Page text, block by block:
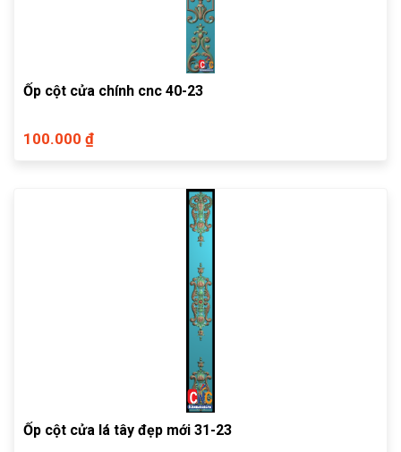
Ốp cột cửa chính cnc 40-23
100.000 ₫
Ốp cột cửa lá tây đẹp mới 31-23